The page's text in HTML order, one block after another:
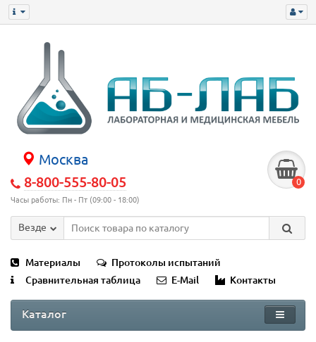
Москва
8-800-555-80-05
Часы работы: Пн - Пт (09:00 - 18:00)
0
Везде
Материалы
Протоколы испытаний
Сравнительная таблица
E-Mail Контакты
Каталог